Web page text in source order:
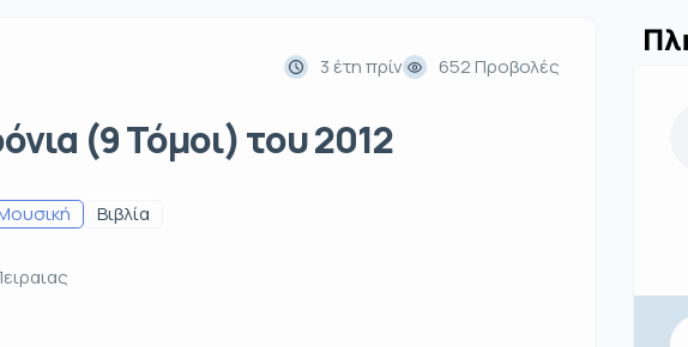
3 έτη πρίν 652 Προβολές
(9 Τόμοι) του 2012
Βιβλία